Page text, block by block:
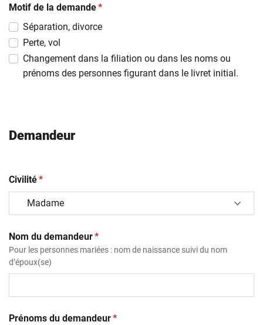
slash
MM
slash
AAAA
Motif de la demande(obligatoire)
*
Séparation, divorce
Perte, vol
Changement dans la filiation ou dans les noms ou
prénoms des personnes figurant dans le livret initial.
Demandeur
Civilité(obligatoire)
*
Nom du demandeur(obligatoire)
*
Pour les personnes mariées : nom de naissance suivi du nom
d’époux(se)
Prénoms du demandeur(obligatoire)
*